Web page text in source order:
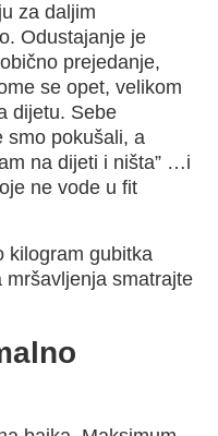
za daljim
Odustajanje je
prejedanje,
se opet, velikom
dijetu. Sebe
smo pokušali, a
na dijeti i ništa” …i
ne vode u fit
kilogram gubitka
smatrajte